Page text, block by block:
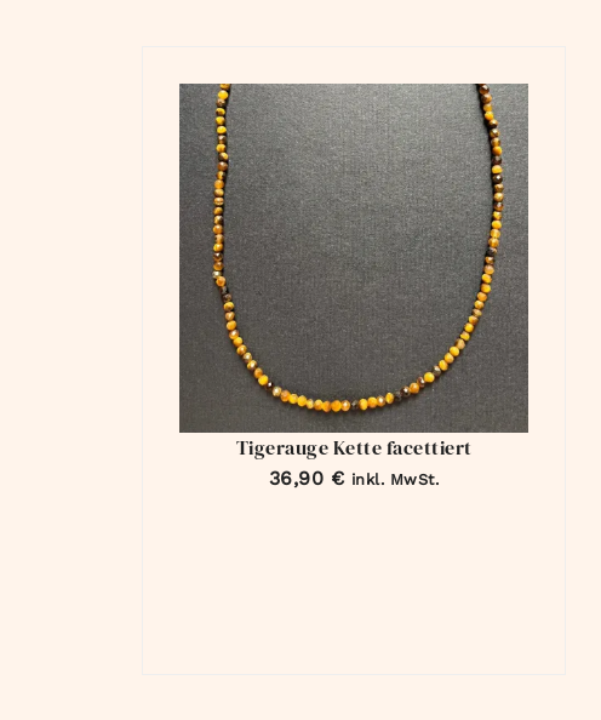
Tigerauge Kette facettiert
36,90 € inkl. MwSt.